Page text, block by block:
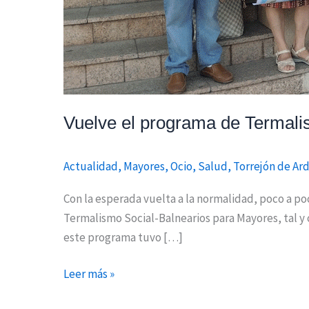
Vuelve el programa de
Actualidad, Mayores,Ocio, Salud, Torrejón de
Con la esperada vuelta a la normalidad, poco a
Termalismo Social-Balnearios para Mayores, tal
este programa tuvo […]
Leer más »